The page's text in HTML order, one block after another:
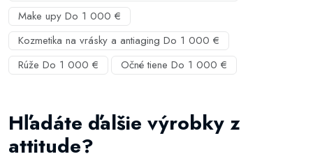
Make upy Do 1 000 €
Kozmetika na vrásky a antiaging Do 1 000 €
Rúže Do 1 000 €
Očné tiene Do 1 000 €
Hľadáte ďalšie výrobky z
attitude?